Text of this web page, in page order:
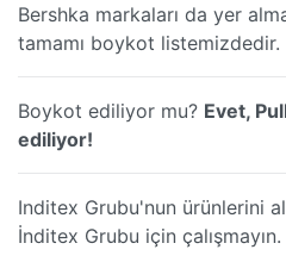
Bershka markaları da yer
tamamı boykot listemizdedir.
Boykot ediliyor mu? Evet,
ediliyor!
Inditex Grubu'nun ürünlerini
İnditex Grubu için çalışmayın.